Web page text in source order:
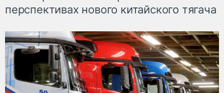
перспективах нового китайского тягача